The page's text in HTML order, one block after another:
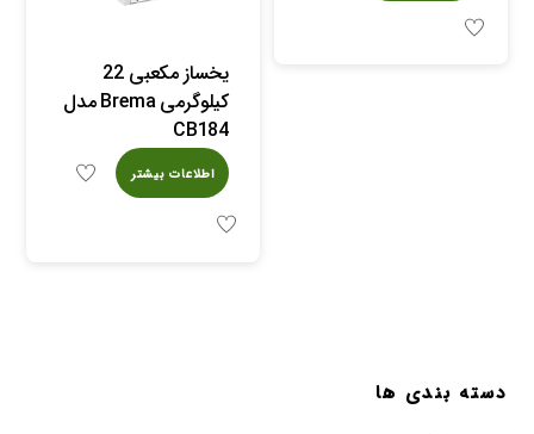
یخساز مکعبی 22
کیلوگرمی Brema مدل
CB184
اطلاعات بیشتر
دسته بندی ها